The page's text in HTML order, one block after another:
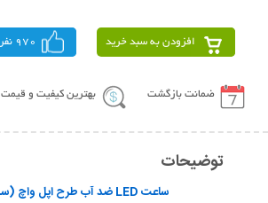
افزودن به سبد خرید 970 نفر
ضمانت بازگشت بهترین کیفیت و قیمت
توضیحات
ساعت LED ضد آب طرح اپل واچ (سری 3)